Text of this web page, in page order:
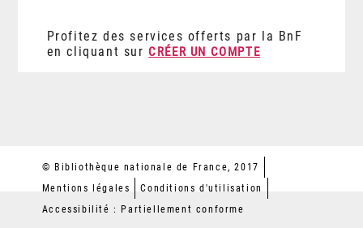
Profitez des services offerts par la BnF
en cliquant sur CRÉER UN COMPTE
© Bibliothèque nationale de France, 2017
Mentions légales
Conditions d'utilisation
Accessibilité : Partiellement conforme